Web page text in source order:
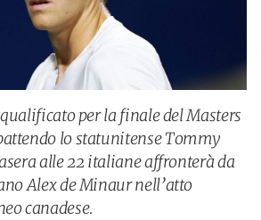
per la finale del Masters
lo statunitense Tommy
alle 22 italiane affronterà da
Alex de Minaur nell’atto
canadese.